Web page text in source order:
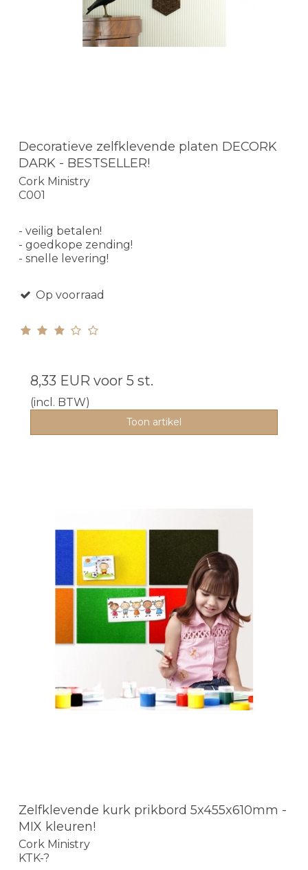
Decoratieve zelfklevende platen DECORK
DARK - BESTSELLER!
Cork Ministry
C001
- veilig betalen!
- goedkope zending!
- snelle levering!
Op voorraad
8,33 EUR voor 5 st.
(incl. BTW)
Toon artikel
Zelfklevende kurk prikbord 5x455x610mm -
MIX kleuren!
Cork Ministry
KTK-?